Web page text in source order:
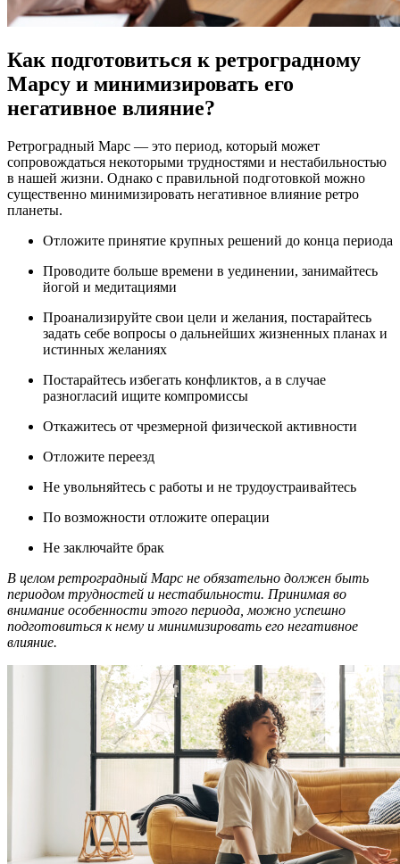
Как подготовиться к ретроградному
Марсу и минимизировать его
негативное влияние?
Ретроградный Марс — это период, который может
сопровождаться некоторыми трудностями и нестабильностью
в нашей жизни. Однако с правильной подготовкой можно
существенно минимизировать негативное влияние ретро
планеты.
Отложите принятие крупных решений до конца периода
Проводите больше времени в уединении, занимайтесь
йогой и медитациями
Проанализируйте свои цели и желания, постарайтесь
задать себе вопросы о дальнейших жизненных планах и
истинных желаниях
Постарайтесь избегать конфликтов, а в случае
разногласий ищите компромиссы
Откажитесь от чрезмерной физической активности
Отложите переезд
Не увольняйтесь с работы и не трудоустраивайтесь
По возможности отложите операции
Не заключайте брак
В целом ретроградный Марс не обязательно должен быть
периодом трудностей и нестабильности. Принимая во
внимание особенности этого периода, можно успешно
подготовиться к нему и минимизировать его негативное
влияние.